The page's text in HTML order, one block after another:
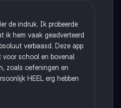
de indruk. Ik probeerde
ik hem vaak geadverteerd
verbaasd. Deze app
voor school en bovenal
zoals oefeningen en
HEEL erg hebben